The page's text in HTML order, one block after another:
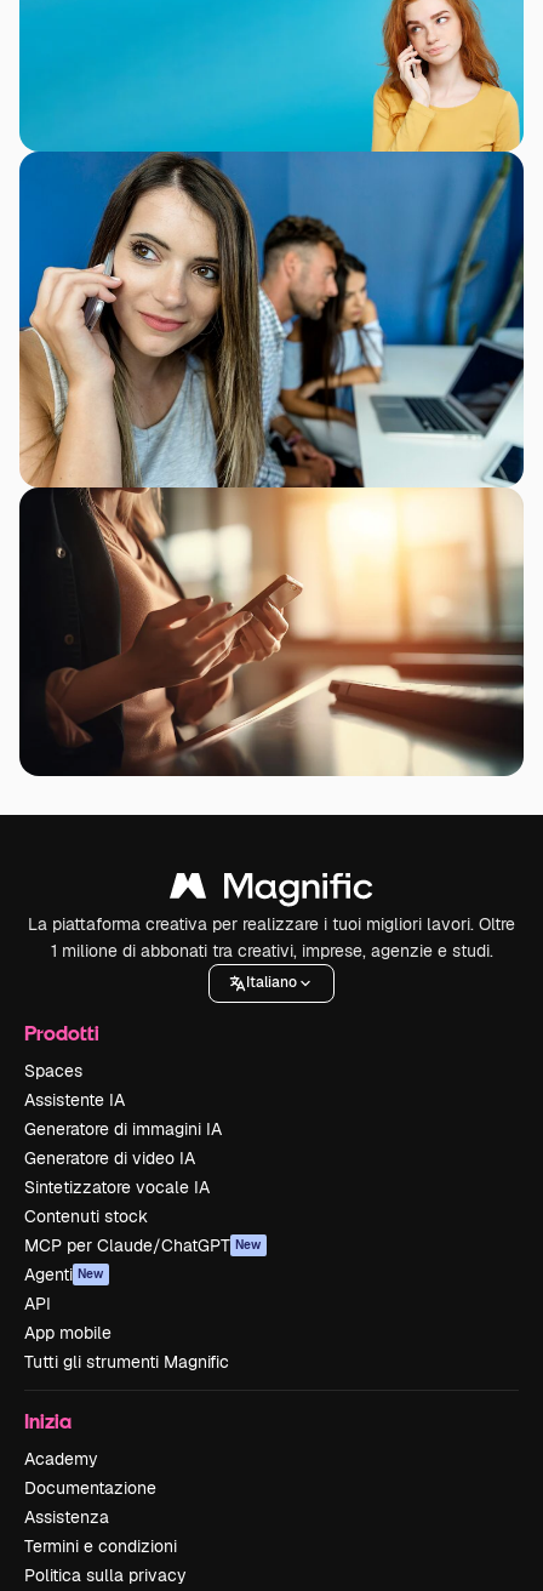
La piattaforma creativa per realizzare i tuoi migliori lavori. Oltre
1 milione di abbonati tra creativi, imprese, agenzie e studi.
Italiano
Prodotti
Spaces
Assistente IA
Generatore di immagini IA
Generatore di video IA
Sintetizzatore vocale IA
Contenuti stock
MCP per Claude/ChatGPT New
Agenti New
API
App mobile
Tutti gli strumenti Magnific
Inizia
Academy
Documentazione
Assistenza
Termini e condizioni
Politica sulla privacy